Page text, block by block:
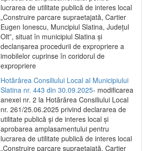
lucrarea de utilitate publică de interes local
„Construire parcare supraetajată, Cartier
Eugen Ionescu, Muncipiul Slatina, Județul
Olt”, situat în municipiul Slatina și
declanșarea procedurii de expropriere a
imobilelor cuprinse în coridorul de
expropriere
Hotărârea Consiliului Local al Municipiului
Slatina nr. 443 din 30.09.2025- modificarea
anexei nr. 2 la Hotărârea Consiliului Local
nr. 261/25.06.2025 privind declararea de
utilitate publică şi de interes local şi
aprobarea amplasamentului pentru
lucrarea de utilitate publică de interes local
„Construire parcare supraetajată, Cartier